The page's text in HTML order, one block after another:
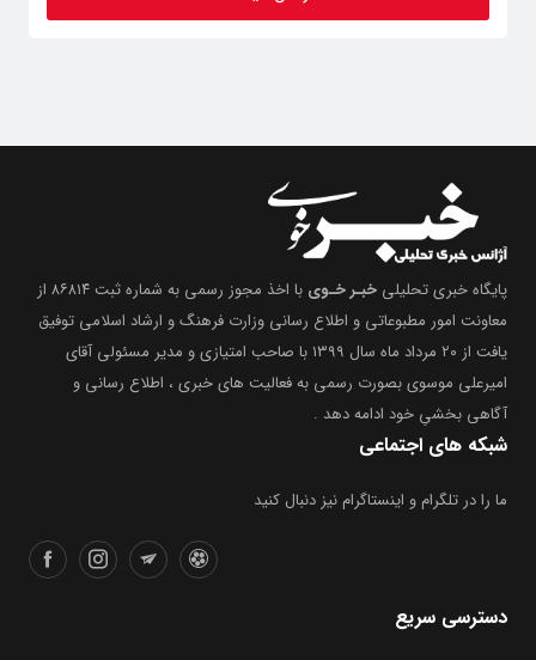
پایگاه خبری تحلیلی خبـر خـوی
با اخذ مجوز رسمی به شماره ثبت ۸۶۸۱۴ از
معاونت امور مطبوعاتی و اطلاع رسانی وزارت فرهنگ و ارشاد اسلامی توفیق
یافت از ۲۰ مرداد ماه سال ۱۳۹۹ با صاحب امتیازی و مدیر مسئولی آقای
امیرعلی موسوی بصورت رسمی به فعالیت های خبری ، اطلاع رسانی و
آگاهی بخشیِ خود ادامه دهد .
شبکه های اجتماعی
ما را در تلگرام و اینستاگرام نیز دنبال کنید
دسترسی سریع